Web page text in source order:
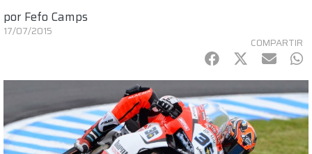
por Fefo Camps
17/07/2015
COMPARTIR
Facebook
Twitter
mail